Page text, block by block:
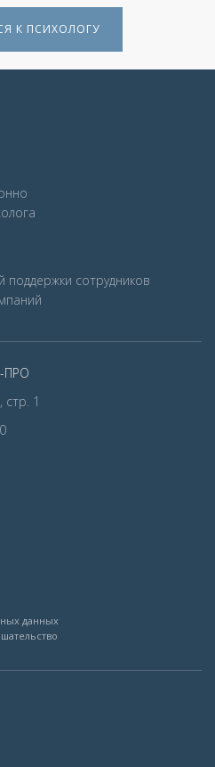
К ПСИХОЛОГУ
сотрудников
ПРО
1
данных